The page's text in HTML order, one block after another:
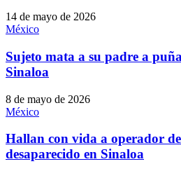
14 de mayo de 2026
México
Sujeto mata a su padre a
Sinaloa
8 de mayo de 2026
México
Hallan con vida a operador
desaparecido en Sinaloa